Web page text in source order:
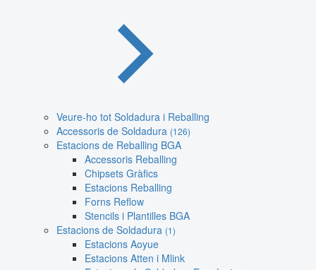
Veure-ho tot Soldadura i Reballing
Accessoris de Soldadura (126)
Estacions de Reballing BGA
Accessoris Reballing
Chipsets Gràfics
Estacions Reballing
Forns Reflow
Stencils i Plantilles BGA
Estacions de Soldadura (1)
Estacions Aoyue
Estacions Atten i Mlink